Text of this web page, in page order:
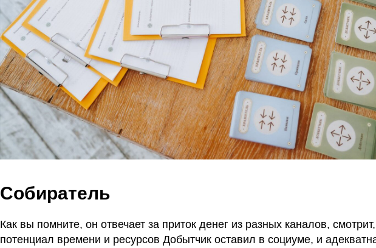
Собиратель
Как вы помните, он отвечает за приток денег из разных каналов,
потенциал времени и ресурсов Добытчик оставил в социуме, и